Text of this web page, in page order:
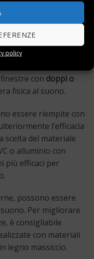
policy
Ecco perché
un
principali fonti di
con doppi o
fisica al suono.
essere riempite con
l’efficacia
scelta del materiale
o alluminio con
più efficaci per
possono essere
Per migliorare
è consigliabile
con materiali
legno massiccio.